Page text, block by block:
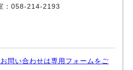
：058-214-2193
問い合わせは専用フォームをご